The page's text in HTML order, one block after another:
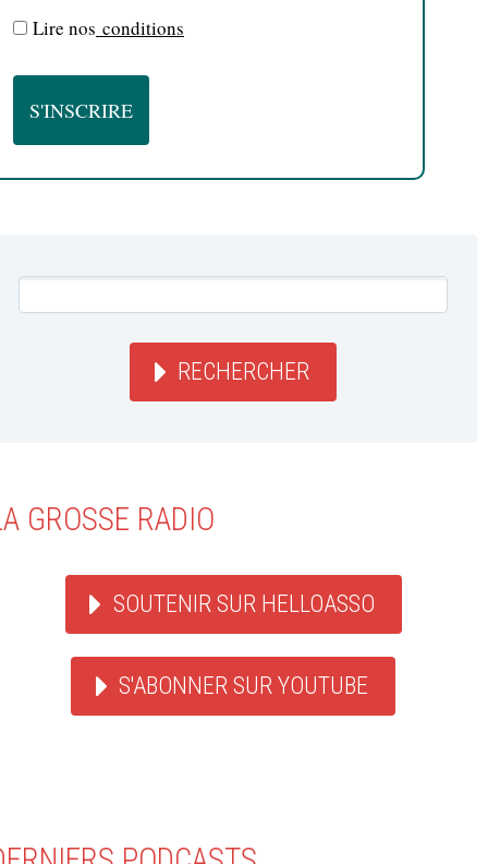
Lire nos conditions
RECHERCHER
GROSSE RADIO
SOUTENIR SUR HELLOASSO
S'ABONNER SUR YOUTUBE